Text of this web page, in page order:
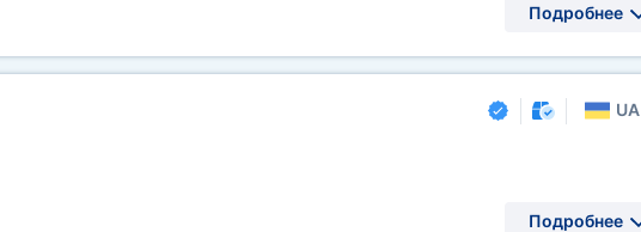
Подробнее
UA
Подробнее